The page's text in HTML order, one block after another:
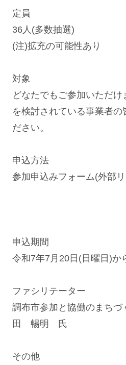
定員
36人(多数抽選)
(注)拡充の可能性あり
対象
どなたでもご参加いただ
を検討されている事業者の
ださい。
申込方法
参加申込みフォーム(外部
申込期間
令和7年7月20日(日曜日)か
ファシリテーター
調布市参加と協働のまち
田 暢明 氏
その他